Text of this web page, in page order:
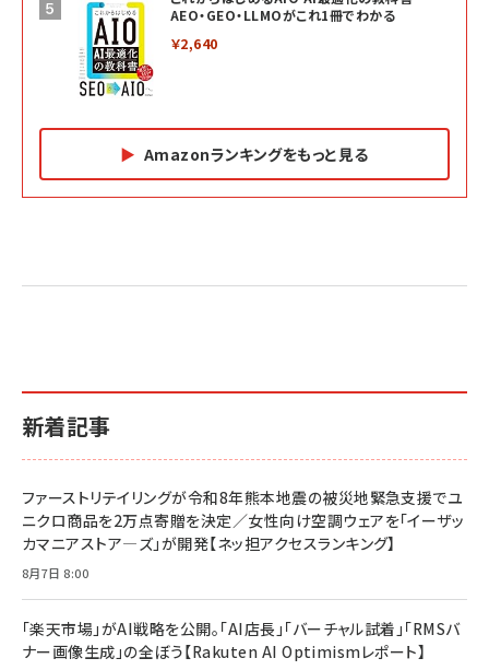
AEO・GEO・LLMOがこれ1冊でわかる
￥2,640
Amazonランキングをもっと見る
2億円を売り上げたプロが教える note×AI 最強の
小さな会社は戦略が9割
￥1,815
マーケティングの真実 P&G・グリコで学んだ失敗
anan(アンアン)2026/07/01号 No.2501[魅せる
anan(アンアン)2026/06/24号 No.2500増刊
anan(アンアン)2026/07/08号 No.2502[2026
年後半、あなたの恋と運命／山田涼介]
￥880
ママ投資家が育休中に１億貯めた株式投資
￥1,870
ベインキャピタル 企業価値向上力の秘密
ルな本質」
￥2,750
フィードバック経営 「沈黙の組織」から「高め合う
新着記事
ファーストリテイリングが令和8年熊本地震の被災地緊急支援でユ
ニクロ商品を2万点寄贈を決定／女性向け空調ウェアを「イーザッ
カマニアストア―ズ」が開発【ネッ担アクセスランキング】
8月7日 8:00
「楽天市場」がAI戦略を公開。「AI店長」「バーチャル試着」「RMSバ
ナー画像生成」の全ぼう【Rakuten AI Optimismレポート】